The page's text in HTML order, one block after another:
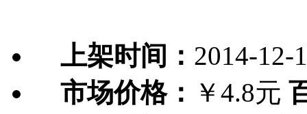
上架时间： 2014-12-
市场价格： ￥4.8元